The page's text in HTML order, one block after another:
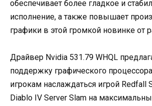
обеспечивает более гладкое и
исполнение, а также повышает
графики в этой громкой новинке от
Драйвер Nvidia 531.79 WHQL
поддержку графического
игрокам наслаждаться игрой Redfall
Diablo IV Server Slam на